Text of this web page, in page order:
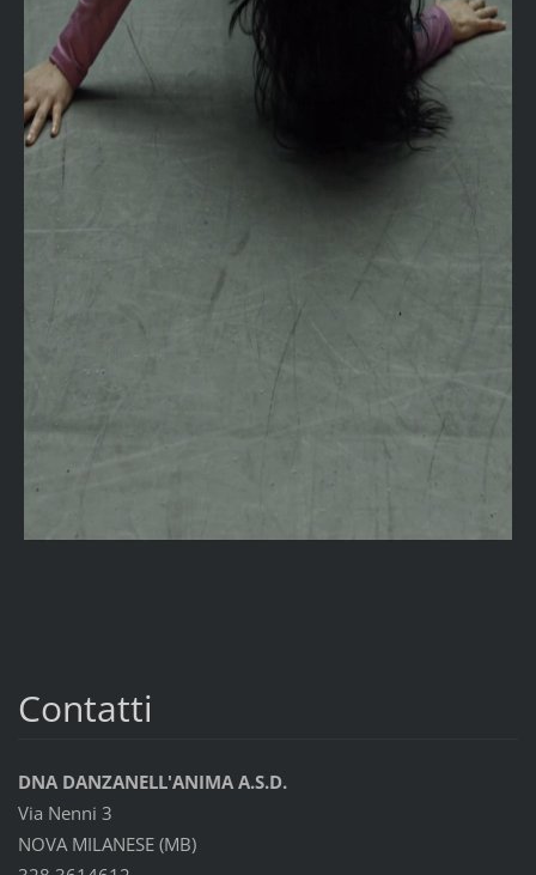
Contatti
DNA DANZANELL'ANIMA A.S.D.
Via Nenni 3
NOVA MILANESE (MB)